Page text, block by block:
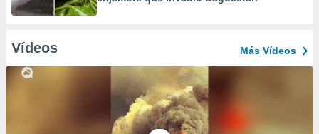
Vídeos Más Vídeos